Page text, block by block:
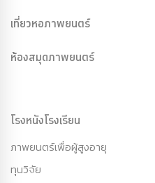
เที่ยวหอภาพยนตร์
ห้องสมุดภาพยนตร์
โรงหนังโรงเรียน
ภาพยนตร์เพื่อผู้สูงอายุ
ทุนวิจัย